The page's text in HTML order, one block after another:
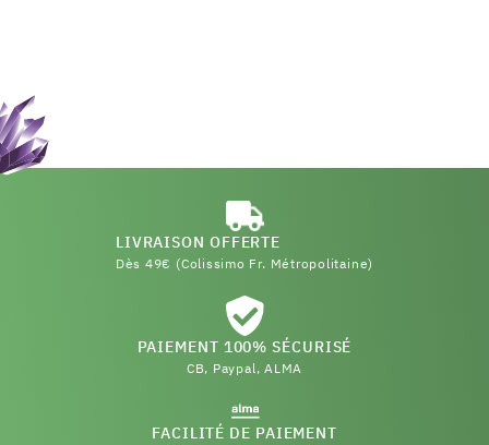
LIVRAISON OFFERTE
Dès 49€ (Colissimo Fr. Métropolitaine)
PAIEMENT 100% SÉCURISÉ
CB, Paypal, ALMA
FACILITÉ DE PAIEMENT